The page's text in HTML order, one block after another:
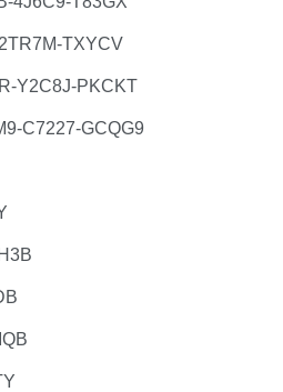
TXYCV
Y2C8J-PKCKT
C7227-GCQG9